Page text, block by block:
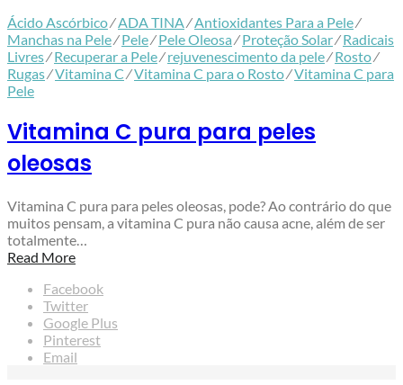
Ácido Ascórbico⁄ADA TINA ⁄Antioxidantes Para a Pele⁄
Manchas na Pele⁄Pele⁄Pele Oleosa ⁄Proteção Solar⁄Radicais
Livres⁄Recuperar a Pele⁄rejuvenescimento da pele⁄Rosto⁄
Rugas⁄Vitamina C ⁄Vitamina C para o Rosto⁄Vitamina C para
Pele
Vitamina C pura para peles
oleosas
Vitamina C pura para peles oleosas, pode? Ao contrário do que
muitos pensam, a vitamina C pura não causa acne, além de ser
totalmente…
Read More
Facebook
Twitter
Google Plus
Pinterest
Email